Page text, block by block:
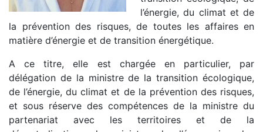
l’énergie, du climat et de
la prévention des risques, de toutes les affaires en
matière d’énergie et de transition énergétique.
A ce titre, elle est chargée en particulier, par
délégation de la ministre de la transition écologique,
de l’énergie, du climat et de la prévention des risques,
et sous réserve des compétences de la ministre du
partenariat avec les territoires et de la